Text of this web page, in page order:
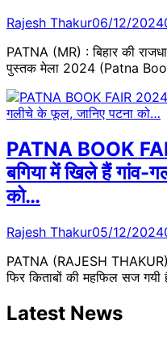
Rajesh Thakur06/12/2024
PATNA (MR) : बिहार की
पुस्तक मेला 2024 (Patna
PATNA BOOK
बगिया में खिले हैं गांव-
को…
Rajesh Thakur05/12/2024
PATNA (RAJESH THAKUR)
फिर किताबों की महफिल सज
Latest News